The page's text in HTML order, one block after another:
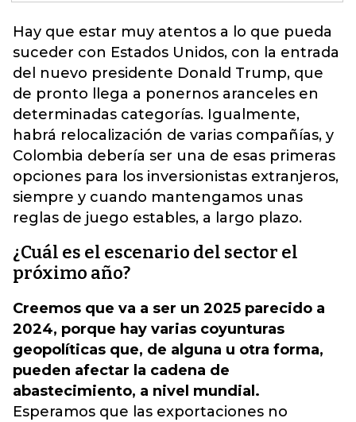
Hay que estar muy atentos a lo que pueda
suceder con Estados Unidos, con la entrada
del nuevo presidente Donald Trump, que
de pronto llega a ponernos aranceles en
determinadas categorías. Igualmente,
habrá relocalización de varias compañías, y
Colombia debería ser una de esas primeras
opciones para los inversionistas extranjeros,
siempre y cuando mantengamos unas
reglas de juego estables, a largo plazo.
¿Cuál es el escenario del sector el
próximo año?
Creemos que va a ser un 2025 parecido a
2024, porque hay varias coyunturas
geopolíticas que, de alguna u otra forma,
pueden afectar la cadena de
abastecimiento, a nivel mundial.
Esperamos que las exportaciones no